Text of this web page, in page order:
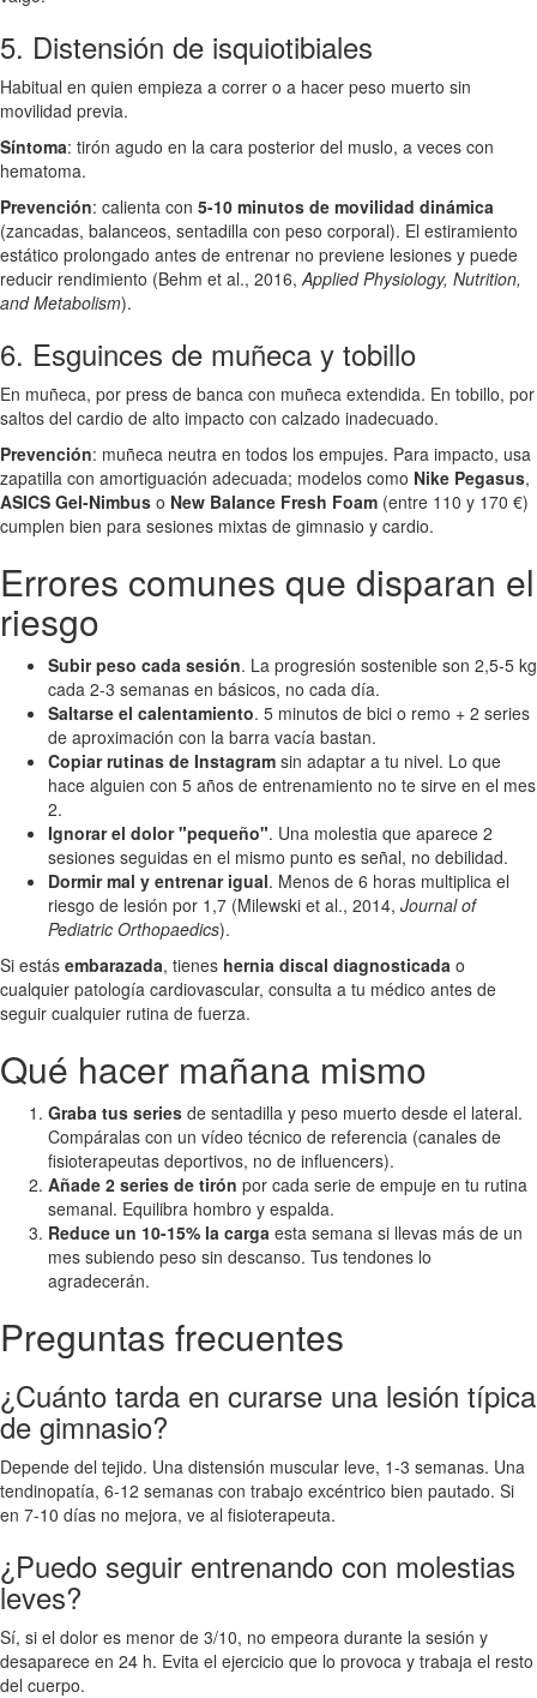
5. Distensión de isquiotibiales
Habitual en quien empieza a correr o a hacer peso muerto sin
movilidad previa.
Síntoma: tirón agudo en la cara posterior del muslo, a veces con
hematoma.
Prevención: calienta con 5-10 minutos de movilidad dinámica
(zancadas, balanceos, sentadilla con peso corporal). El estiramiento
estático prolongado antes de entrenar no previene lesiones y puede
reducir rendimiento (Behm et al., 2016, Applied Physiology, Nutrition,
and Metabolism).
6. Esguinces de muñeca y tobillo
En muñeca, por press de banca con muñeca extendida. En tobillo, por
saltos del cardio de alto impacto con calzado inadecuado.
Prevención: muñeca neutra en todos los empujes. Para impacto, usa
zapatilla con amortiguación adecuada; modelos como Nike Pegasus,
ASICS Gel-Nimbus o New Balance Fresh Foam (entre 110 y 170 €)
cumplen bien para sesiones mixtas de gimnasio y cardio.
Errores comunes que disparan el
riesgo
Subir peso cada sesión. La progresión sostenible son 2,5-5 kg
cada 2-3 semanas en básicos, no cada día.
Saltarse el calentamiento. 5 minutos de bici o remo + 2 series
de aproximación con la barra vacía bastan.
Copiar rutinas de Instagram sin adaptar a tu nivel. Lo que
hace alguien con 5 años de entrenamiento no te sirve en el mes
2.
Ignorar el dolor "pequeño". Una molestia que aparece 2
sesiones seguidas en el mismo punto es señal, no debilidad.
Dormir mal y entrenar igual. Menos de 6 horas multiplica el
riesgo de lesión por 1,7 (Milewski et al., 2014, Journal of
Pediatric Orthopaedics).
Si estás embarazada, tienes hernia discal diagnosticada o
cualquier patología cardiovascular, consulta a tu médico antes de
seguir cualquier rutina de fuerza.
Qué hacer mañana mismo
Graba tus series de sentadilla y peso muerto desde el lateral.
Compáralas con un vídeo técnico de referencia (canales de
fisioterapeutas deportivos, no de influencers).
Añade 2 series de tirón por cada serie de empuje en tu rutina
semanal. Equilibra hombro y espalda.
Reduce un 10-15% la carga esta semana si llevas más de un
mes subiendo peso sin descanso. Tus tendones lo
agradecerán.
Preguntas frecuentes
¿Cuánto tarda en curarse una lesión típica
de gimnasio?
Depende del tejido. Una distensión muscular leve, 1-3 semanas. Una
tendinopatía, 6-12 semanas con trabajo excéntrico bien pautado. Si
en 7-10 días no mejora, ve al fisioterapeuta.
¿Puedo seguir entrenando con molestias
leves?
Sí, si el dolor es menor de 3/10, no empeora durante la sesión y
desaparece en 24 h. Evita el ejercicio que lo provoca y trabaja el resto
del cuerpo.